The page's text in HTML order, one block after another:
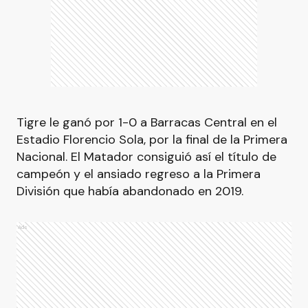
Tigre le ganó por 1-0 a Barracas Central en el
Estadio Florencio Sola, por la final de la Primera
Nacional. El Matador consiguió así el título de
campeón y el ansiado regreso a la Primera
División que había abandonado en 2019.
Ads